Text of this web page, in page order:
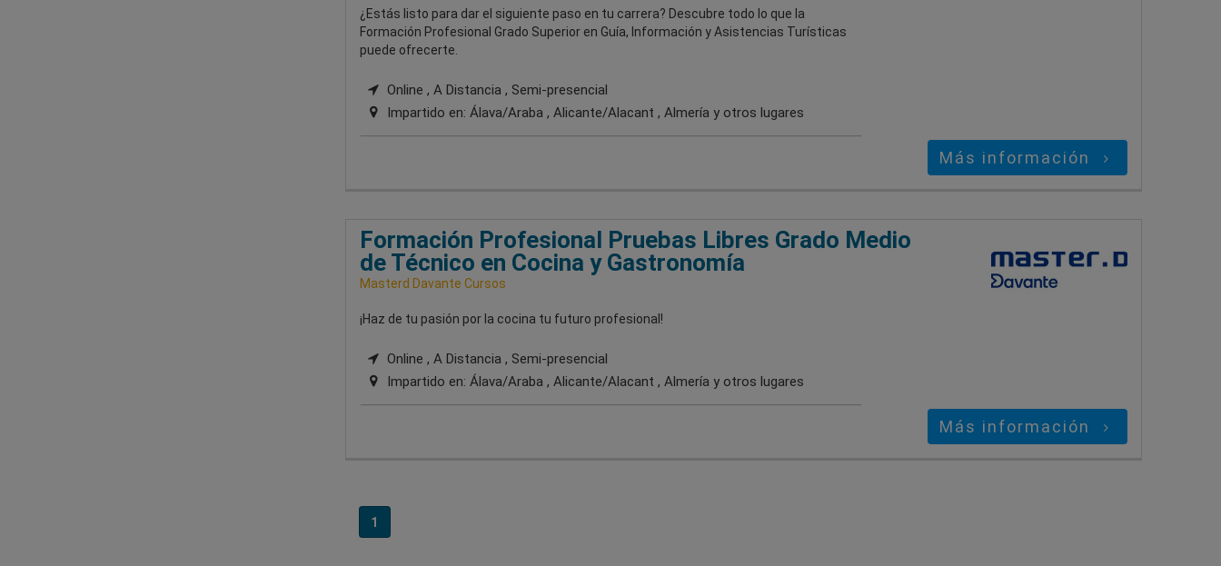
¿Estás listo para dar el siguiente paso en tu carrera? Descubre todo lo que la
Formación Profesional Grado Superior en Guía, Información y Asistencias Turísticas
puede ofrecerte.
Online , A Distancia , Semi-presencial
Impartido en: Álava/Araba , Alicante/Alacant , Almería y otros lugares
Más información
Formación Profesional Pruebas Libres Grado Medio
de Técnico en Cocina y Gastronomía
Masterd Davante Cursos
¡Haz de tu pasión por la cocina tu futuro profesional!
Online , A Distancia , Semi-presencial
Impartido en: Álava/Araba , Alicante/Alacant , Almería y otros lugares
Más información
1